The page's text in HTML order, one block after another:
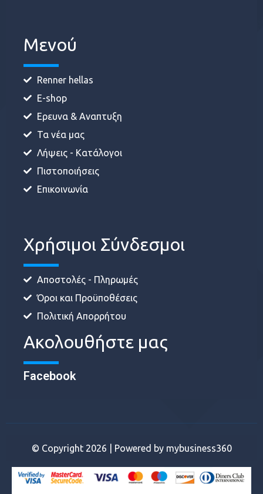
Μενού
Renner hellas
E-shop
Ερευνα & Αναπτυξη
Τα νέα μας
Λήψεις - Κατάλογοι
Πιστοποιήσεις
Επικοινωνία
Χρήσιμοι Σύνδεσμοι
Αποστολές - Πληρωμές
Όροι και Προϋποθέσεις
Πολιτική Απορρήτου
Ακολουθήστε μας
Facebook
© Copyright 2026 | Powered by mybusiness360